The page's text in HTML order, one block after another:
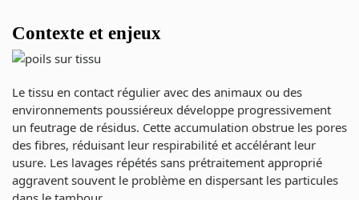
Contexte et enjeux
Le tissu en contact régulier avec des animaux ou des
environnements poussiéreux développe progressivement
un feutrage de résidus. Cette accumulation obstrue les pores
des fibres, réduisant leur respirabilité et accélérant leur
usure. Les lavages répétés sans prétraitement approprié
aggravent souvent le problème en dispersant les particules